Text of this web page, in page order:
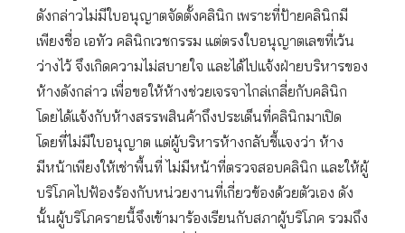
ดังกล่าวไม่มีใบอนุญาตจัดตั้งคลินิก เพราะที่ป้ายคลินิกมี
เพียงชื่อ เอทัว คลินิกเวชกรรม แต่ตรงใบอนุญาตเลขที่เว้น
ว่างไว้ จึงเกิดความไม่สบายใจ และได้ไปแจ้งฝ่ายบริหารของ
ห้างดังกล่าว เพื่อขอให้ห้างช่วยเจรจาไกล่เกลี่ยกับคลินิก
โดยได้แจ้งกับห้างสรรพสินค้าถึงประเด็นที่คลินิกมาเปิด
โดยที่ไม่มีใบอนุญาต แต่ผู้บริหารห้างกลับชี้แจงว่า ห้าง
มีหน้าเพียงให้เช่าพื้นที่ ไม่มีหน้าที่ตรวจสอบคลินิก และให้ผู้
บริโภคไปฟ้องร้องกับหน่วยงานที่เกี่ยวข้องด้วยตัวเอง ดัง
นั้นผู้บริโภครายนี้จึงเข้ามาร้องเรียนกับสภาผู้บริโภค รวมถึง